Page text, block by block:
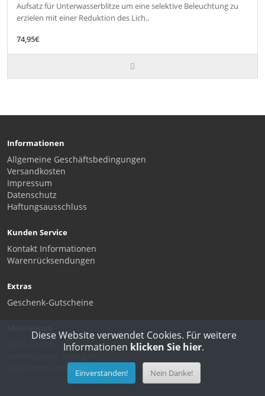
Aufsatz für Unterwasserblitze um eine selektive Beleuchtung zu
erzielen mit einer Reduktion des Lich..
74,95€
Informationen
Allgemeine Geschäftsbedingungen
Versandkosten
Impressum
Datenschutz
Haftungsausschluss
Kunden Service
Kontakt Informationen
Warenrücksendungen
Extras
Geschenk-Gutscheine
Newsletter verwalten
Diese Website verwendet Cookies. Für weitere
Informationen klicken Sie hier.
Einverstanden! Nein Danke!